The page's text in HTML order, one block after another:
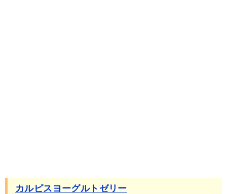
カルピスヨーグルトゼリー